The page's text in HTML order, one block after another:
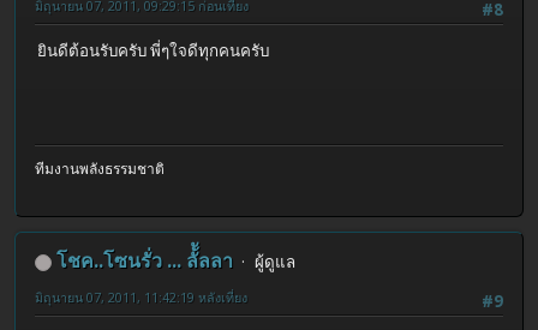
#8
มิถุนายน 07, 2011, 09:29:15 ก่อนเที่ยง
ยินดีต้อนรับครับ พี่ๆใจดีทุกคนครับ
ทีมงานพลังธรรมชาติ
โชค..โซนรั่ว ... ลั้ัลลา
ผู้ดูแล
#9
มิถุนายน 07, 2011, 11:42:19 หลังเที่ยง